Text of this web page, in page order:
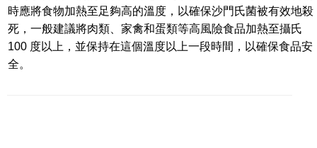
時應將食物加熱至足夠高的溫度，以確保沙門氏菌被有效地殺
死，一般建議將肉類、家禽和蛋類等高風險食品加熱至攝氏
100 度以上，並保持在這個溫度以上一段時間，以確保食品安
全。